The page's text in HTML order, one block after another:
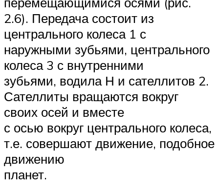
2.6). Передача состоит из
центрального колеса 1 с
наружными зубьями, центрального
колеса 3 с внутренними
зубьями, водила Н и сателлитов 2.
Сателлиты вращаются вокруг
своих осей и вместе
с осью вокруг центрального колеса,
т.е. совершают движение, подобное
движению
планет.